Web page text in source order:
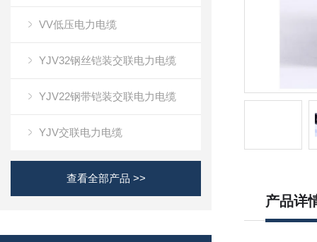
VV低压电力电缆
YJV32钢丝铠装交联电力电缆
YJV22钢带铠装交联电力电缆
YJV交联电力电缆
查看全部产品 >>
产品详